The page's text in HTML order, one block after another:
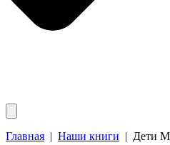
Главная | Наши книги | Дети